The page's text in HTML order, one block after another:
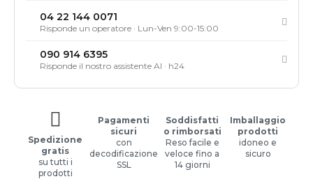
04 22 144 0071
Risponde un operatore · Lun-Ven 9:00-15:00
090 914 6395
Risponde il nostro assistente AI · h24
Spedizione
gratis
su tutti i
prodotti
Pagamenti
sicuri
con
decodificazione
SSL
Soddisfatti
o rimborsati
Reso facile e
veloce fino a
14 giorni
Imballaggio
prodotti
idoneo e
sicuro